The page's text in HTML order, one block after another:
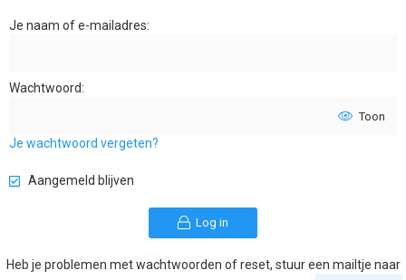
Je naam of e-mailadres
Wachtwoord
Toon
Je wachtwoord vergeten?
Aangemeld blijven
Log in
Heb je problemen met wachtwoorden of reset, stuur een mailtje naar